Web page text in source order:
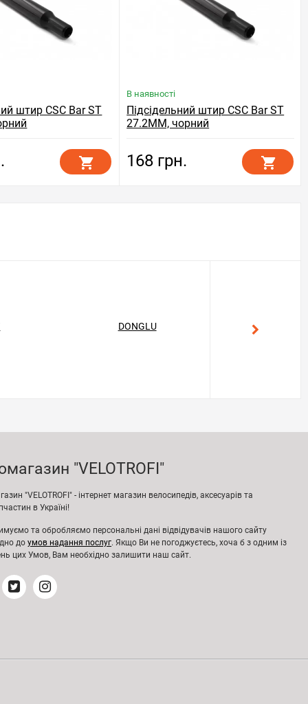
штир CSC Bar ST
В наявності
Підсідельний штир CSC Bar ST
27.2MM, чорний
168 грн.
DONGLU
"VELOTROFI"
"VELOTROFI" - інтернет магазин велосипедів, аксесуарів та
в Україні!
та обробляємо персональні дані відвідувачів нашого сайту
доумов надання послуг. Якщо Ви не погоджуєтесь, хоча б з одним із
цих Умов, Вам необхідно залишити наш сайт.